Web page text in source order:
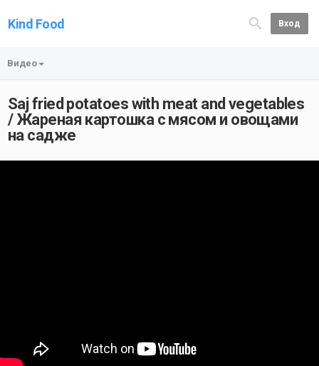
Kind Food Вход
Видео
Saj fried potatoes with meat and vegetables
/ Жареная картошка с мясом и овощами
на садже